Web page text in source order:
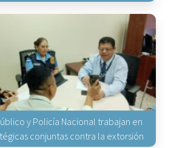
y Policía Nacional trabajan en
conjuntas contra la extorsión